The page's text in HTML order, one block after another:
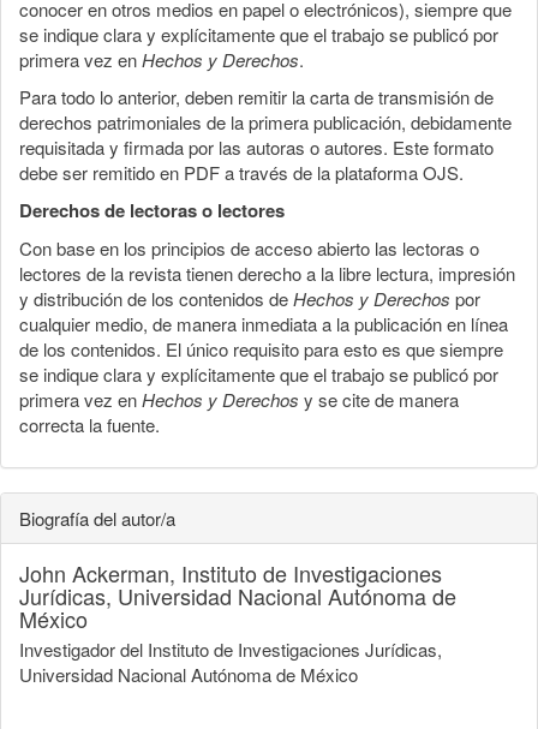
conocer en otros medios en papel o electrónicos), siempre que
se indique clara y explícitamente que el trabajo se publicó por
primera vez enHechos y Derechos.
Para todo lo anterior, deben remitir la carta de transmisión de
derechos patrimoniales de la primera publicación, debidamente
requisitada y firmada por las autoras o autores. Este formato
debe ser remitido en PDF a través de la plataforma OJS.
Derechos de lectoras o lectores
Con base en los principios de acceso abierto las lectoras o
lectores de la revista tienen derecho a la libre lectura, impresión
y distribución de los contenidos deHechos y Derechos por
cualquier medio, de manera inmediata a la publicación en línea
de los contenidos. El único requisito para esto es que siempre
se indique clara y explícitamente que el trabajo se publicó por
primera vez enHechos y Derechos y se cite de manera
correcta la fuente.
Biografía del autor/a
John Ackerman, Instituto de Investigaciones
Jurídicas, Universidad Nacional Autónoma de
México
Investigador del Instituto de Investigaciones Jurídicas,
Universidad Nacional Autónoma de México